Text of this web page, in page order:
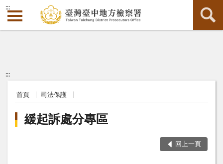
:::
:::
首頁 司法保護
緩起訴處分專區
回上一頁